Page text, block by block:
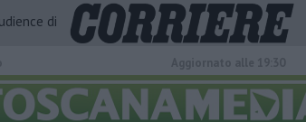
di